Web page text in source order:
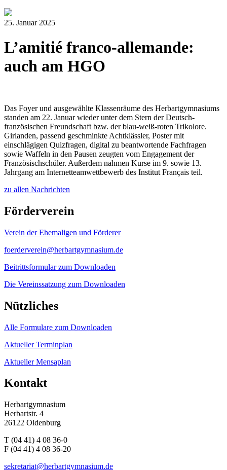
25. Januar 2025
L’amitié franco-allemande:
auch am HGO
Das Foyer und ausgewählte Klassenräume des Herbartgymnasiums
standen am 22. Januar wieder unter dem Stern der Deutsch-
französischen Freundschaft bzw. der blau-weiß-roten Trikolore.
Girlanden, passend geschminkte Achtklässler, Poster mit
einschlägigen Quizfragen, digital zu beantwortende Fachfragen
sowie Waffeln in den Pausen zeugten vom Engagement der
Französischschüler. Außerdem nahmen Kurse im 9. sowie 13.
Jahrgang am Internetteamwettbewerb des Institut Français teil.
zu allen Nachrichten
Förderverein
Verein der Ehemaligen und Förderer
foerderverein@herbartgymnasium.de
Beitrittsformular zum Downloaden
Die Vereinssatzung zum Downloaden
Nützliches
Alle Formulare zum Downloaden
Aktueller Terminplan
Aktueller Mensaplan
Kontakt
Herbartgymnasium
Herbartstr. 4
26122 Oldenburg
T (04 41) 4 08 36-0
F (04 41) 4 08 36-20
sekretariat@herbartgymnasium.de